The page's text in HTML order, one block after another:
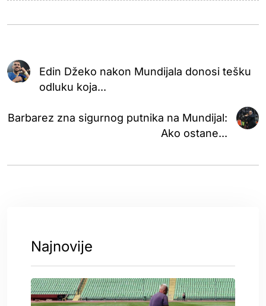
Edin Džeko nakon Mundijala donosi tešku
odluku koja...
Barbarez zna sigurnog putnika na Mundijal:
Ako ostane...
Najnovije